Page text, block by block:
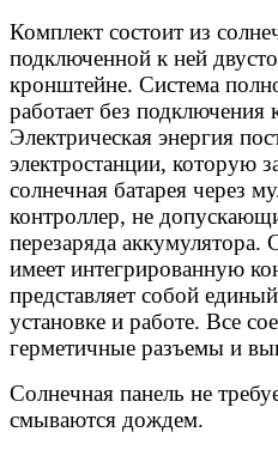
Комплект состоит из
подключенной к ней
кронштейне. Система
работает без подключения
Электрическая энергия
электростанции, которую
солнечная батарея через
контроллер, не
перезаряда аккумулятора.
имеет интегрированную
представляет собой
установке и работе. Все
герметичные разъемы и
Солнечная панель не
смываются дождем.